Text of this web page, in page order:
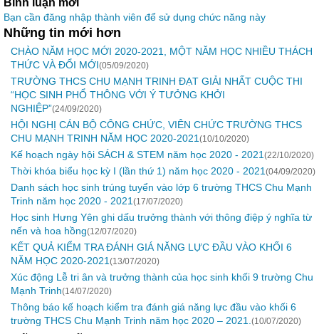
Bình luận mới
Bạn cần đăng nhập thành viên để sử dụng chức năng này
Những tin mới hơn
CHÀO NĂM HỌC MỚI 2020-2021, MỘT NĂM HỌC NHIỀU THÁCH
THỨC VÀ ĐỔI MỚI(05/09/2020)
TRƯỜNG THCS CHU MẠNH TRINH ĐẠT GIẢI NHẤT CUỘC THI
“HỌC SINH PHỔ THÔNG VỚI Ý TƯỞNG KHỞI
NGHIỆP”(24/09/2020)
HỘI NGHỊ CÁN BỘ CÔNG CHỨC, VIÊN CHỨC TRƯỜNG THCS
CHU MẠNH TRINH NĂM HỌC 2020-2021 (10/10/2020)
Kế hoạch ngày hội SÁCH & STEM năm học 2020 - 2021 (22/10/2020)
Thời khóa biểu học kỳ I (lần thứ 1) năm học 2020 - 2021 (04/09/2020)
Danh sách học sinh trúng tuyển vào lớp 6 trường THCS Chu Mạnh
Trinh năm học 2020 - 2021 (17/07/2020)
Học sinh Hưng Yên ghi dấu trưởng thành với thông điệp ý nghĩa từ
nến và hoa hồng(12/07/2020)
KẾT QUẢ KIỂM TRA ĐÁNH GIÁ NĂNG LỰC ĐẦU VÀO KHỐI 6
NĂM HỌC 2020-2021 (13/07/2020)
Xúc động Lễ tri ân và trưởng thành của học sinh khối 9 trường Chu
Mạnh Trinh(14/07/2020)
Thông báo kế hoạch kiểm tra đánh giá năng lực đầu vào khối 6
trường THCS Chu Mạnh Trinh năm học 2020 – 2021. (10/07/2020)